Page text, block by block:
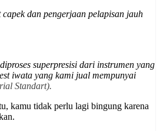
dan pengerjaan pelapisan jauh
superpresisi dari instrumen yang
iwata yang kami jual mempunyai
Standart).
kamu tidak perlu lagi bingung karena